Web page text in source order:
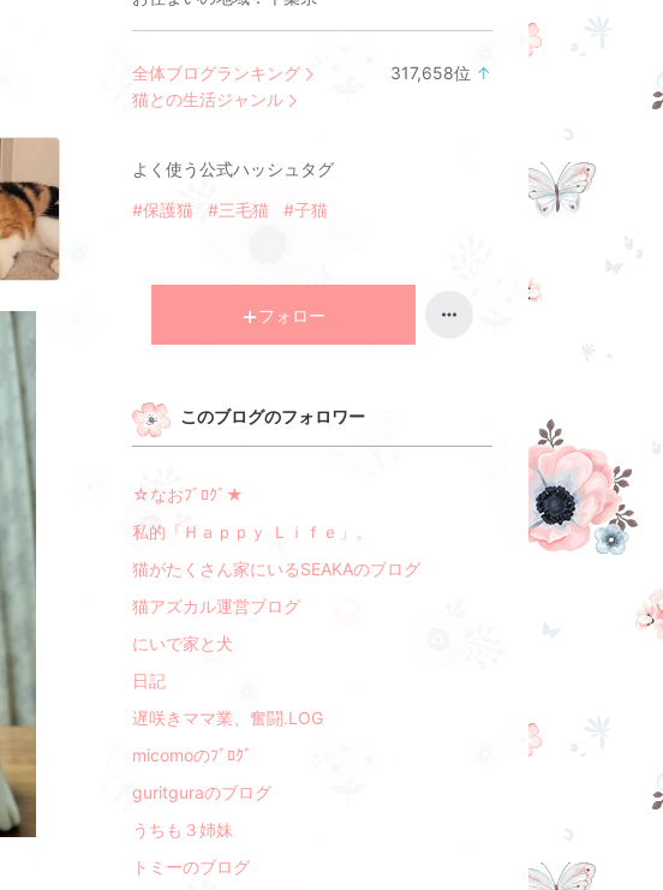
全体ブログランキング 317,658位 ↑
猫との生活ジャンル
よく使う公式ハッシュタグ
#保護猫 #三毛猫 #子猫
フォロー
このブログのフォロワー
☆なおﾌﾞﾛｸﾞ★
私的「Ｈａｐｐｙ Ｌｉｆｅ」。
猫がたくさん家にいるSEAKAのブログ
猫アズカル運営ブログ
にいで家と犬
日記
遅咲きママ業、奮闘.LOG
micomoのﾌﾞﾛｸﾞ
guritguraのブログ
うちも３姉妹
トミーのブログ